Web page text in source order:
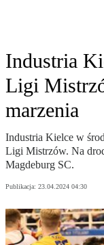
Industria
Ligi
marzenia
Industria Kielce w
Ligi Mistrzów. Na
Magdeburg SC.
Publikacja: 23.04.2024 04:30